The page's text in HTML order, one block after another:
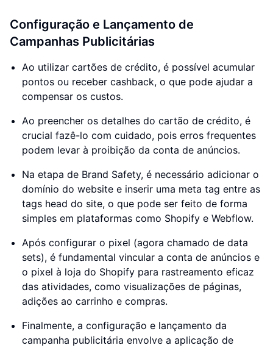
Configuração e Lançamento de
Campanhas Publicitárias
Ao utilizar cartões de crédito, é possível acumular
pontos ou receber cashback, o que pode ajudar a
compensar os custos.
Ao preencher os detalhes do cartão de crédito, é
crucial fazê-lo com cuidado, pois erros frequentes
podem levar à proibição da conta de anúncios.
Na etapa de Brand Safety, é necessário adicionar o
domínio do website e inserir uma meta tag entre as
tags head do site, o que pode ser feito de forma
simples em plataformas como Shopify e Webflow.
Após configurar o pixel (agora chamado de data
sets), é fundamental vincular a conta de anúncios e
o pixel à loja do Shopify para rastreamento eficaz
das atividades, como visualizações de páginas,
adições ao carrinho e compras.
Finalmente, a configuração e lançamento da
campanha publicitária envolve a aplicação de